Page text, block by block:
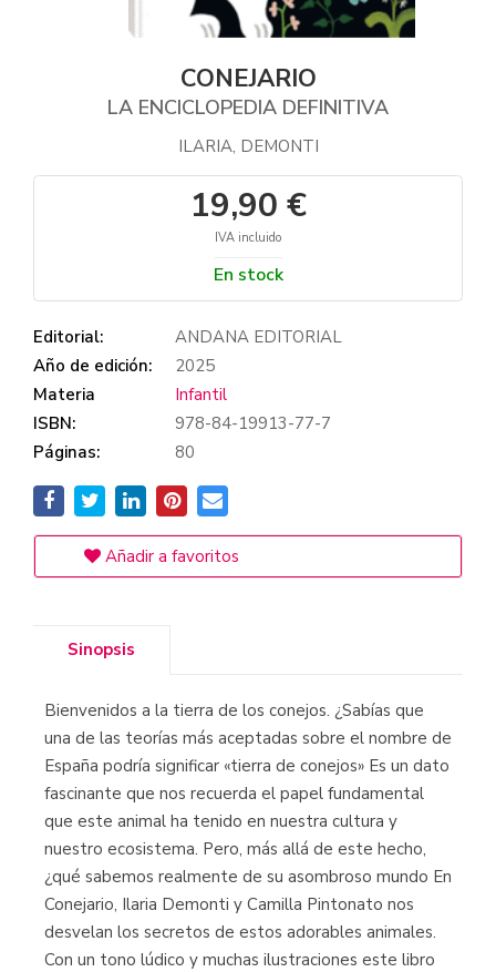
CONEJARIO
LA ENCICLOPEDIA DEFINITIVA
ILARIA, DEMONTI
19,90 €
IVA incluido
En stock
Editorial:
ANDANA EDITORIAL
Año de edición:
2025
Materia
Infantil
ISBN:
978-84-19913-77-7
Páginas:
80
Añadir a favoritos
Sinopsis
Bienvenidos a la tierra de los conejos. ¿Sabías que
una de las teorías más aceptadas sobre el nombre de
España podría significar «tierra de conejos» Es un dato
fascinante que nos recuerda el papel fundamental
que este animal ha tenido en nuestra cultura y
nuestro ecosistema. Pero, más allá de este hecho,
¿qué sabemos realmente de su asombroso mundo En
Conejario, Ilaria Demonti y Camilla Pintonato nos
desvelan los secretos de estos adorables animales.
Con un tono lúdico y muchas ilustraciones este libro